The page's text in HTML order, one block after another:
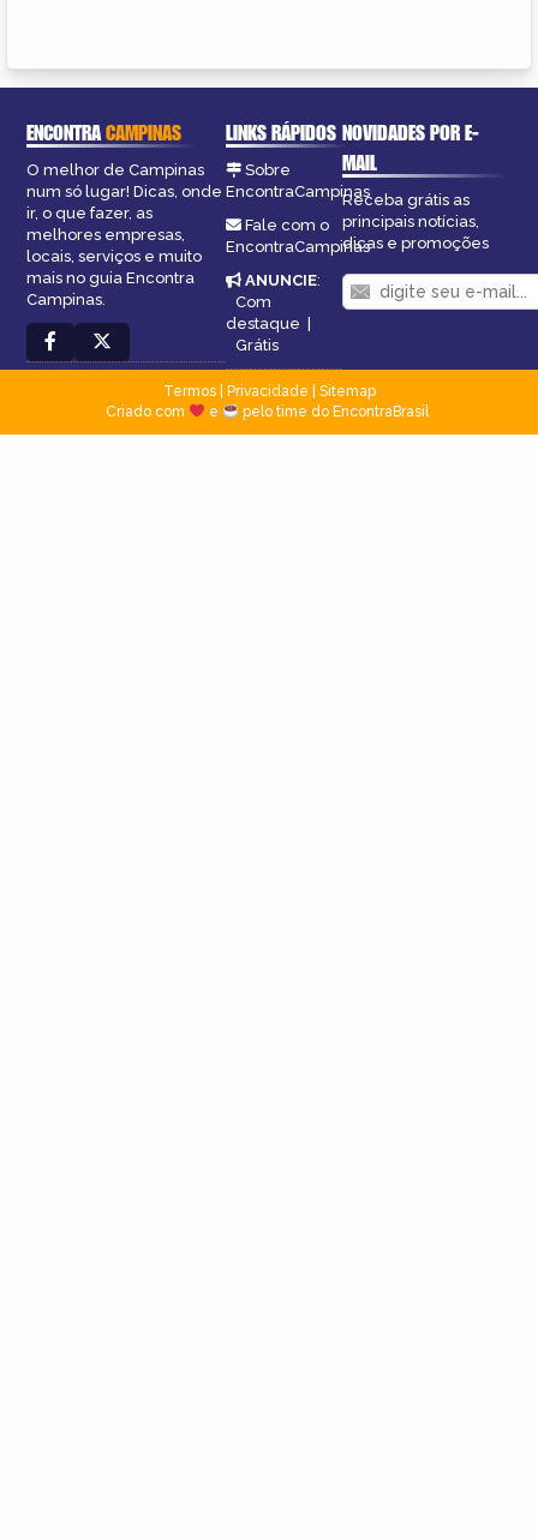
ENCONTRACAMPINAS
O melhor de Campinas
num só lugar! Dicas, onde
ir, o que fazer, as
melhores empresas,
locais, serviços e muito
mais no guia Encontra
Campinas.
LINKS RÁPIDOS
Sobre
EncontraCampinas
Fale com o
EncontraCampinas
ANUNCIE:
Com
destaque |
Grátis
NOVIDADES POR E-
MAIL
Receba grátis as
principais notícias,
dicas e promoções
Termos| Privacidade
Sitemap
Criado com
e pelo time do EncontraBrasil